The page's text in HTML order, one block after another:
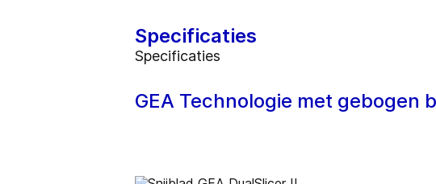
Specificaties
Specificaties
GEA Technologie met gebogen